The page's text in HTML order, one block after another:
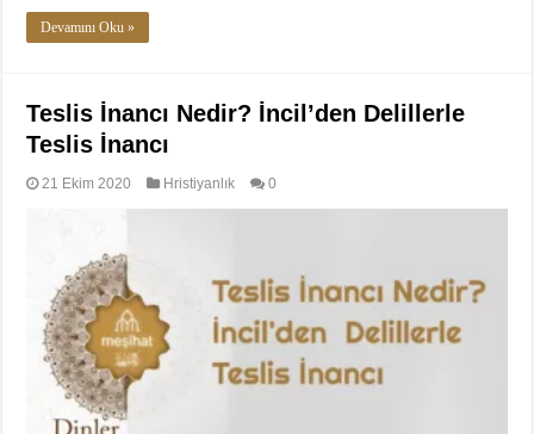
Devamını Oku »
Teslis İnancı Nedir? İncil’den Delillerle
Teslis İnancı
21 Ekim 2020 Hristiyanlık 0